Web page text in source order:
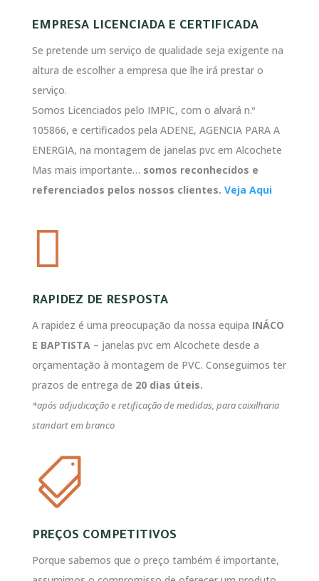
EMPRESA LICENCIADA E CERTIFICADA
Se pretende um serviço de qualidade seja exigente na
altura de escolher a empresa que lhe irá prestar o
serviço.
Somos Licenciados pelo IMPIC, com o alvará n.º
105866, e certificados pela ADENE, AGENCIA PARA A
ENERGIA, na montagem de janelas pvc em Alcochete
Mas mais importante… somos reconhecidos e
referenciados pelos nossos clientes. Veja Aqui

RAPIDEZ DE RESPOSTA
A rapidez é uma preocupação da nossa equipa INÁCO
E BAPTISTA– janelas pvc em Alcochete desde a
orçamentação à montagem de PVC. Conseguimos ter
prazos de entrega de 20 dias úteis.
*após adjudicação e retificação de medidas, para caixilharia
standart em branco

PREÇOS COMPETITIVOS
Porque sabemos que o preço também é importante,